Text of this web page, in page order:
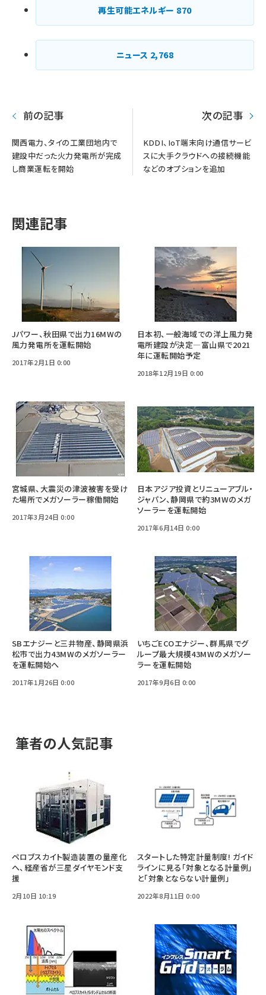
再生可能エネルギー 870
ニュース 2,768
前の記事
関西電力、タイの工業団地内で
建設中だった火力発電所が完成
し商業運転を開始
次の記事
KDDI、IoT端末向け通信サービ
スに大手クラウドへの接続機能
などのオプションを追加
関連記事
Jパワー、秋田県で出力16MWの
風力発電所を運転開始
2017年2月1日 0:00
日本初、一般海域での洋上風力発
電所建設が決定―富山県で2021
年に運転開始予定
2018年12月19日 0:00
宮城県、大震災の津波被害を受け
た場所でメガソーラー稼働開始
2017年3月24日 0:00
日本アジア投資とリニューアブル・
ジャパン、静岡県で約3MWのメガ
ソーラーを運転開始
2017年6月14日 0:00
SBエナジーと三井物産、静岡県浜
松市で出力43MWのメガソーラー
を運転開始へ
2017年1月26日 0:00
いちごECOエナジー、群馬県でグ
ループ最大規模43MWのメガソー
ラーを運転開始
2017年9月6日 0:00
筆者の人気記事
ペロブスカイト製造装置の量産化
へ、経産省が三星ダイヤモンド支
援
2月10日 10:19
スタートした特定計量制度! ガイド
ラインに見る「対象となる計量例」
と「対象とならない計量例」
2022年8月11日 0:00